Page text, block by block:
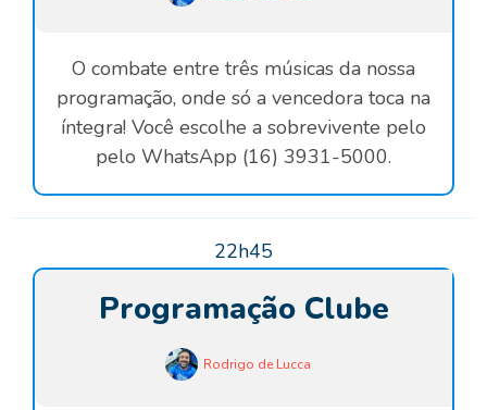
O combate entre três músicas da nossa
programação, onde só a vencedora toca na
íntegra! Você escolhe a sobrevivente pelo
pelo WhatsApp (16) 3931-5000.
22h45
Programação Clube
Rodrigo de Lucca